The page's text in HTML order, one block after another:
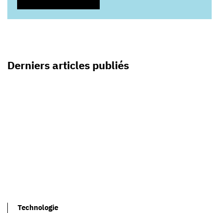
Derniers articles publiés
Technologie